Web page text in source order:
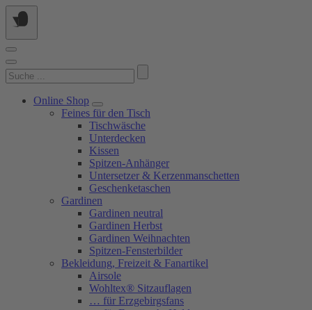
Springe
zum
Suchen
nach:
Online Shop
Feines für den Tisch
Tischwäsche
Unterdecken
Kissen
Spitzen-Anhänger
Untersetzer & Kerzenmanschetten
Geschenketaschen
Gardinen
Gardinen neutral
Gardinen Herbst
Gardinen Weihnachten
Spitzen-Fensterbilder
Bekleidung, Freizeit & Fanartikel
Airsole
Wohltex® Sitzauflagen
… für Erzgebirgsfans